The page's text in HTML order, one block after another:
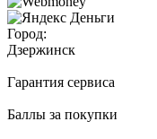
Город:
Дзержинск
Гарантия сервиса
Баллы за покупки